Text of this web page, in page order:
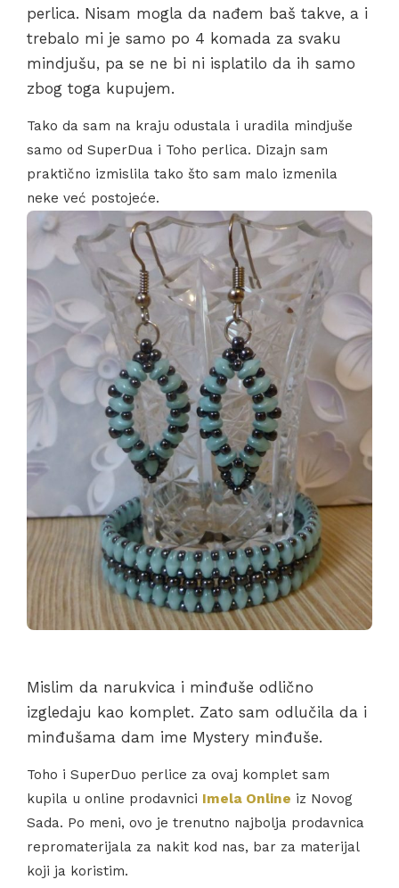
perlica. Nisam mogla da nađem baš takve, a i
trebalo mi je samo po 4 komada za svaku
mindjušu, pa se ne bi ni isplatilo da ih samo
zbog toga kupujem.
Tako da sam na kraju odustala i uradila mindjuše
samo od SuperDua i Toho perlica. Dizajn sam
praktično izmislila tako što sam malo izmenila
neke već postojeće.
Mislim da narukvica i minđuše odlično
izgledaju kao komplet. Zato sam odlučila da i
minđušama dam ime Mystery minđuše.
Toho i SuperDuo perlice za ovaj komplet sam
kupila u online prodavnici Imela Online iz Novog
Sada. Po meni, ovo je trenutno najbolja prodavnica
repromaterijala za nakit kod nas, bar za materijal
koji ja koristim.